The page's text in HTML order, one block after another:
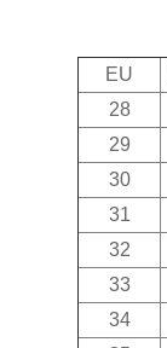
EU
28
29
30
31
32
33
34